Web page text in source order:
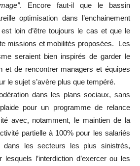
. Encore faut-il que le bassin
optimisation dans l’enchainement
loin d’être toujours le cas et que le
missions et mobilités proposées. Les
seraient bien inspirés de garder le
et de rencontrer managers et équipes
le sujet s’avère plus que tempéré.
dans les plans sociaux, sans
pour un programme de relance
avec, notamment, le maintien de la
partielle à 100% pour les salariés
dans les secteurs les plus sinistrés,
l’interdiction d’exercer ou les